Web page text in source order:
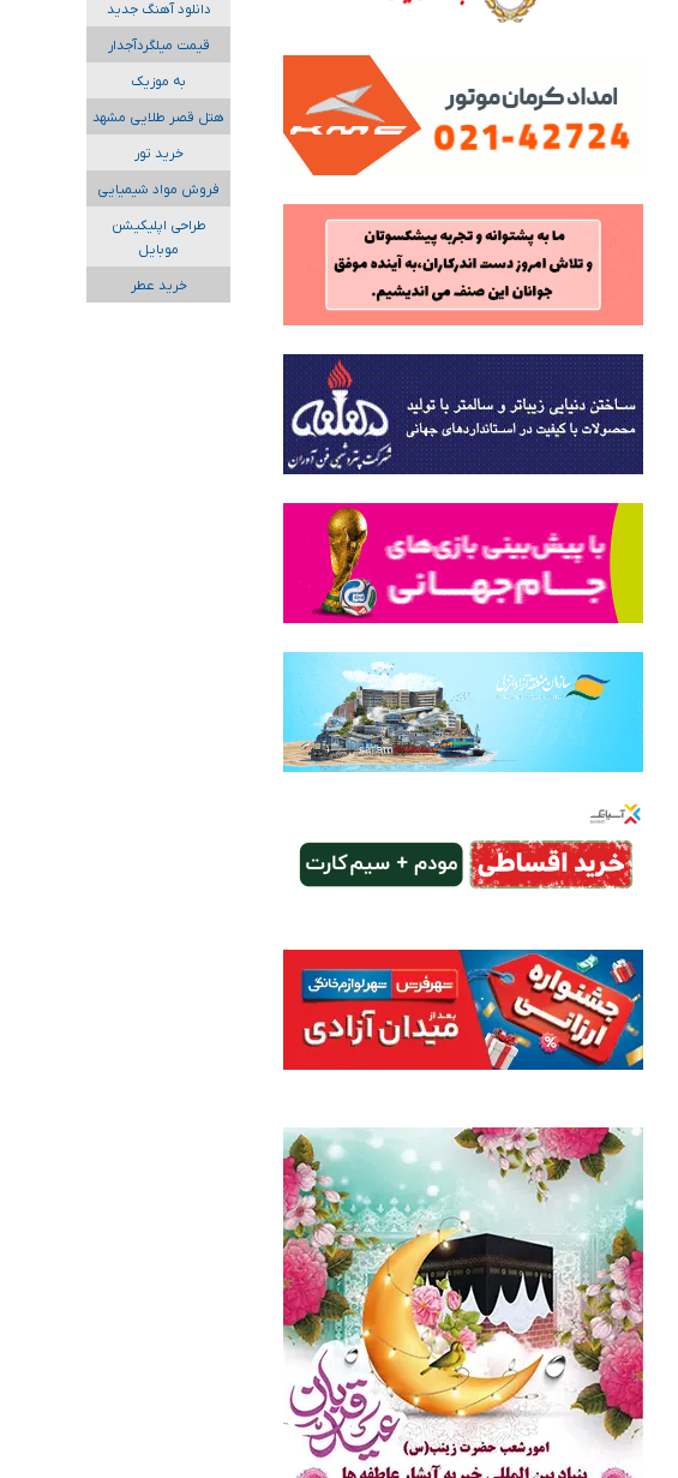
دانلود آهنگ جدید
قیمت میلگردآجدار
به موزیک
هتل قصر طلایی مشهد
خرید تور
فروش مواد شیمیایی
طراحی اپلیکیشن
موبایل
خرید عطر